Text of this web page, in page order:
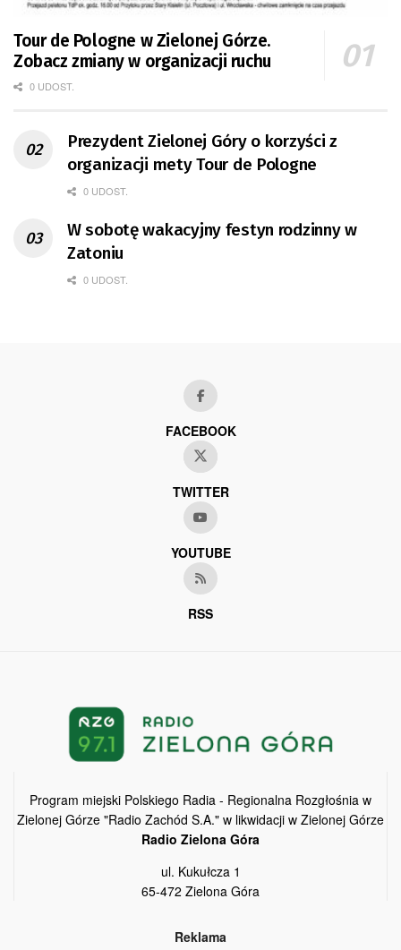
Tour de Pologne w Zielonej Górze.
Zobacz zmiany w organizacji ruchu
0 UDOST.
Prezydent Zielonej Góry o korzyści z
organizacji mety Tour de Pologne
0 UDOST.
W sobotę wakacyjny festyn rodzinny w
Zatoniu
0 UDOST.
FACEBOOK
TWITTER
YOUTUBE
RSS
Program miejski Polskiego Radia - Regionalna Rozgłośnia w
Zielonej Górze "Radio Zachód S.A." w likwidacji w Zielonej Górze
Radio Zielona Góra
ul. Kukułcza 1
65-472 Zielona Góra
Reklama